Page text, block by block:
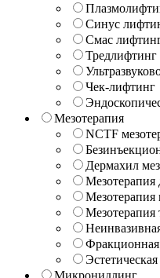
Синус
Смас
Тредлифтинг
Чек-лифтинг
Мезотерапия
NCTF
Дермахил
Мезотерапия
Мезотерапия
Фракционная
Микронидлинг